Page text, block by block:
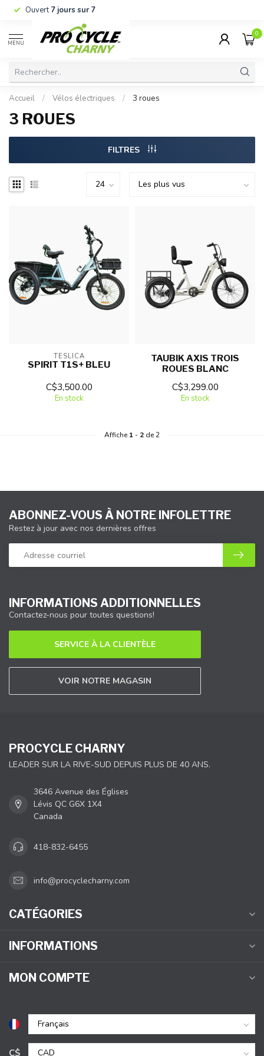
Ouvert7 jours sur 7
MENU
0
Accueil / Vélos électriques / 3 roues
3 ROUES
FILTRES
TESLICA
SPIRIT T1S+ BLEU
C$3,500.00
En stock
TAUBIK AXIS TROIS
ROUES BLANC
C$3,299.00
En stock
Affiche 1 - 2 de 2
INFORMATIONS ADDITIONNELLES
Contactez-nous pour toutes questions!
SERVICE À LA CLIENTÈLE
VOIR NOTRE MAGASIN
ABONNEZ-VOUS À NOTRE INFOLETTRE
Restez à jour avec nos dernières offres
PROCYCLE CHARNY
LEADER SUR LA RIVE-SUD DEPUIS PLUS DE 40 ANS.
3646 Avenue des Églises
Lévis QC G6X 1X4
Canada
418-832-6455
info@procyclecharny.com
CATÉGORIES
INFORMATIONS
MON COMPTE
C$